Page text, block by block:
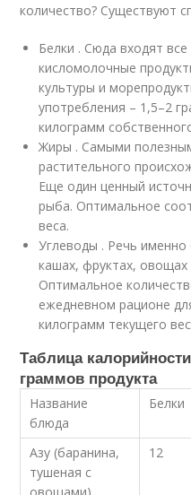
количество? Существуют
Белки . Сюда входят
кисломолочные
культуры и
употребления – 1,5–2
килограмм
Жиры . Самыми
растительного
Еще один ценный
рыба. Оптимальное
веса.
Углеводы . Речь именно
кашах, фруктах,
Оптимальное
ежедневном рационе
килограмм текущего
Таблица
граммов продукта
Название
блюда
Белки
Азу (баранина,
тушеная с
12